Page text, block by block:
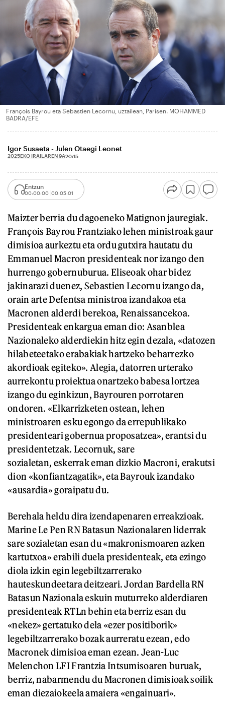
François Bayrou eta Sebastien Lecornu, uztailean, Parisen. MOHAMMED
BADRA/EFE
Igor Susaeta - Julen Otaegi Leonet
2025EKO IRAILAREN 9A20:15
Entzun
00:00:00 00:05:01
Maizter berria du dagoeneko Matignon jauregiak.
François Bayrou Frantziako lehen ministroak gaur
dimisioa aurkeztu eta ordu gutxira hautatu du
Emmanuel Macron presidenteak nor izango den
hurrengo gobernuburua. Eliseoak ohar bidez
jakinarazi duenez, Sebastien Lecornu izango da,
orain arte Defentsa ministroa izandakoa eta
Macronen alderdi berekoa, Renaissancekoa.
Presidenteak enkargua eman dio: Asanblea
Nazionaleko alderdiekin hitz egin dezala, «datozen
hilabeteetako erabakiak hartzeko beharrezko
akordioak egiteko». Alegia, datorren urterako
aurrekontu proiektua onartzeko babesa lortzea
izango du eginkizun, Bayrouren porrotaren
ondoren. «Elkarrizketen ostean, lehen
ministroaren esku egongo da errepublikako
presidenteari gobernua proposatzea», erantsi du
presidentetzak. Lecornuk, sare
sozialetan, eskerrak eman dizkio Macroni, erakutsi
dion «konfiantzagatik», eta Bayrouk izandako
«ausardia» goraipatu du.
Berehala heldu dira izendapenaren erreakzioak.
Marine Le Pen RN Batasun Nazionalaren liderrak
sare sozialetan esan du «makronismoaren azken
kartutxoa» erabili duela presidenteak, eta ezingo
diola izkin egin legebiltzarrerako
hauteskundeetara deitzeari. Jordan Bardella RN
Batasun Nazionala eskuin muturreko alderdiaren
presidenteak RTLn behin eta berriz esan du
«nekez» gertatuko dela «ezer positiborik»
legebiltzarrerako bozak aurreratu ezean, edo
Macronek dimisioa eman ezean. Jean-Luc
Melenchon LFI Frantzia Intsumisoaren buruak,
berriz, nabarmendu du Macronen dimisioak soilik
eman diezaiokeela amaiera «engainuari».